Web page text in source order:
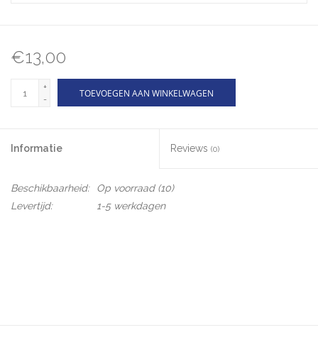
€13,00
+
-
TOEVOEGEN AAN WINKELWAGEN
Informatie Reviews (0)
Beschikbaarheid: Op voorraad(10)
Levertijd:
1-5 werkdagen